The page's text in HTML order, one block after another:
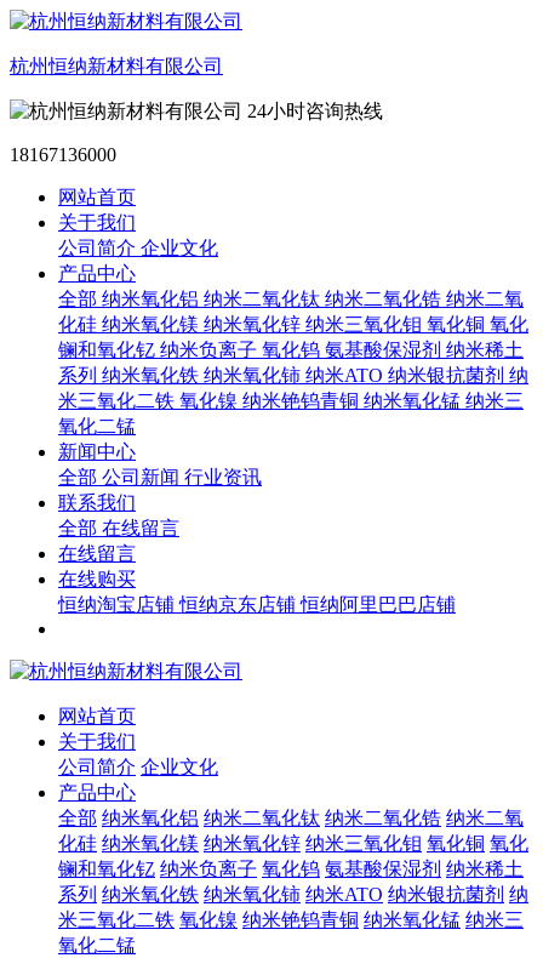
杭州恒纳新材料有限公司
24小时咨询热线
18167136000
网站首页
关于我们
公司简介 企业文化
产品中心
全部 纳米氧化铝 纳米二氧化钛 纳米二氧化锆 纳米二氧
化硅 纳米氧化镁 纳米氧化锌 纳米三氧化钼 氧化铜 氧化
镧和氧化钇 纳米负离子 氧化钨 氨基酸保湿剂 纳米稀土
系列 纳米氧化铁 纳米氧化铈 纳米ATO 纳米银抗菌剂 纳
米三氧化二铁 氧化镍 纳米铯钨青铜 纳米氧化锰 纳米三
氧化二锰
新闻中心
全部 公司新闻 行业资讯
联系我们
全部 在线留言
在线留言
在线购买
恒纳淘宝店铺 恒纳京东店铺 恒纳阿里巴巴店铺
网站首页
关于我们
公司简介 企业文化
产品中心
全部 纳米氧化铝 纳米二氧化钛 纳米二氧化锆 纳米二氧
化硅 纳米氧化镁 纳米氧化锌 纳米三氧化钼 氧化铜 氧化
镧和氧化钇 纳米负离子 氧化钨 氨基酸保湿剂 纳米稀土
系列 纳米氧化铁 纳米氧化铈 纳米ATO 纳米银抗菌剂 纳
米三氧化二铁 氧化镍 纳米铯钨青铜 纳米氧化锰 纳米三
氧化二锰